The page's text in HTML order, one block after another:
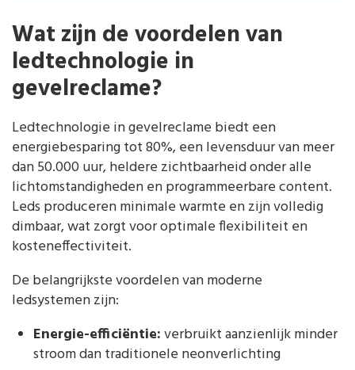
Wat zijn de voordelen van
ledtechnologie in
gevelreclame?
Ledtechnologie in gevelreclame biedt een
energiebesparing tot 80%, een levensduur van meer
dan 50.000 uur, heldere zichtbaarheid onder alle
lichtomstandigheden en programmeerbare content.
Leds produceren minimale warmte en zijn volledig
dimbaar, wat zorgt voor optimale flexibiliteit en
kosteneffectiviteit.
De belangrijkste voordelen van moderne
ledsystemen zijn:
Energie-efficiëntie:verbruikt aanzienlijk minder
stroom dan traditionele neonverlichting